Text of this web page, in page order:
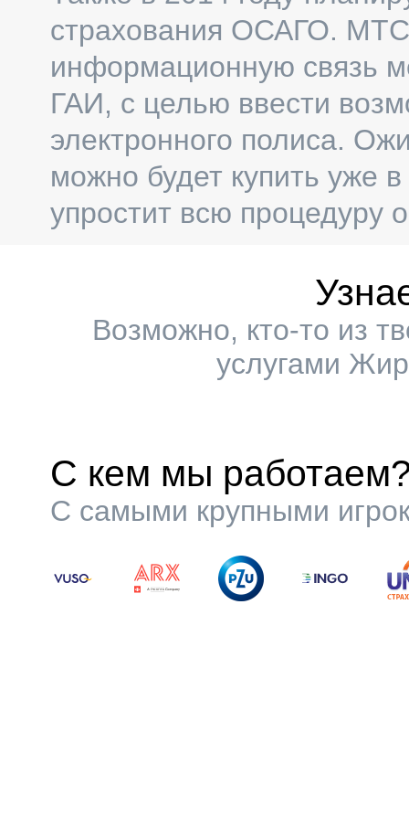
страхования ОСАГО.
информационную связь
ГАИ, с целью ввести
электронного полиса.
можно будет купить уже
упростит всю процедуру
Возможно, кто-то из
услугами
С кем мы
С самыми крупными